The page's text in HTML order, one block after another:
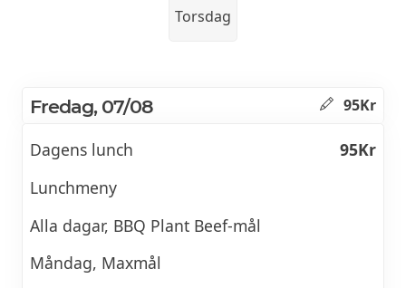
Torsdag
Fredag, 07/08 95Kr
Dagens lunch
95Kr
Lunchmeny
Alla dagar, BBQ Plant Beef-mål
Måndag, Maxmål